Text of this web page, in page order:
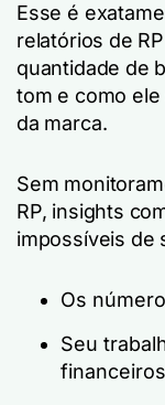
Esse é
relatórios de
quantidade de
tom e como
da marca.
Sem
RP, insights
impossíveis de
Os
Seu